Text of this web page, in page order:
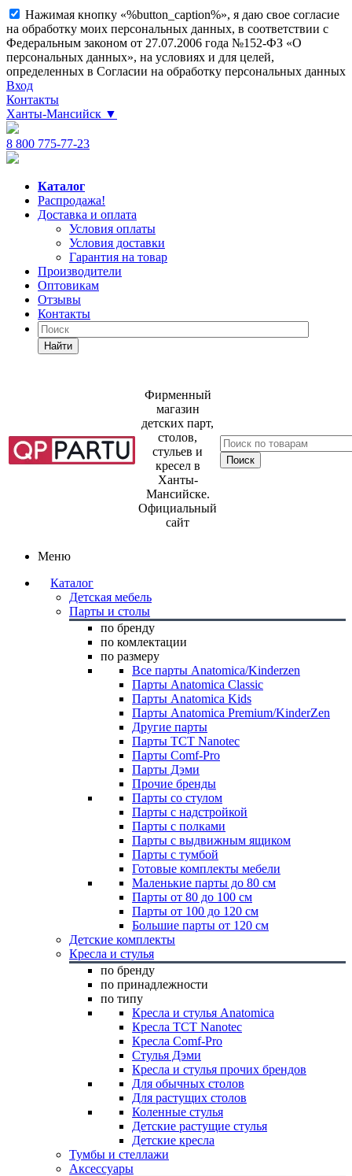
Нажимая кнопку «%button_caption%», я даю свое согласие
на обработку моих персональных данных, в соответствии с
Федеральным законом от 27.07.2006 года №152-ФЗ «О
персональных данных», на условиях и для целей,
определенных в Согласии на обработку персональных данных
Вход
Контакты
Ханты-Мансийск ▼
8 800 775-77-23
Каталог
Распродажа!
Доставка и оплата
Условия оплаты
Условия доставки
Гарантия на товар
Производители
Оптовикам
Отзывы
Контакты
Найти
Фирменный
магазин
детских парт,
столов,
стульев и
кресел в
Ханты-
Мансийске.
Официальный
сайт
Меню
Каталог
Детская мебель
Парты и столы
по бренду
по комлектации
по размеру
Все парты Anatomica/Kinderzen
Парты Anatomica Classic
Парты Anatomica Kids
Парты Anatomica Premium/KinderZen
Другие парты
Парты TCT Nanotec
Парты Comf-Pro
Парты Дэми
Прочие бренды
Парты со стулом
Парты с надстройкой
Парты с полками
Парты с выдвижным ящиком
Парты с тумбой
Готовые комплекты мебели
Маленькие парты до 80 см
Парты от 80 до 100 см
Парты от 100 до 120 см
Большие парты от 120 см
Детские комплекты
Кресла и стулья
по бренду
по принадлежности
по типу
Кресла и стулья Anatomica
Кресла TCT Nanotec
Кресла Comf-Pro
Стулья Дэми
Кресла и стулья прочих брендов
Для обычных столов
Для растущих столов
Коленные стулья
Детские растущие стулья
Детские кресла
Тумбы и стеллажи
Аксессуары